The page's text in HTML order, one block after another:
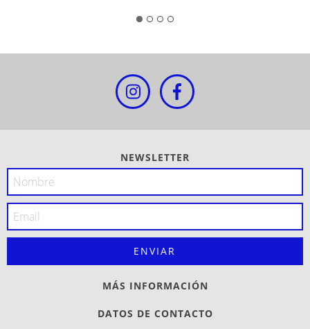
NEWSLETTER
MÁS INFORMACIÓN
DATOS DE CONTACTO